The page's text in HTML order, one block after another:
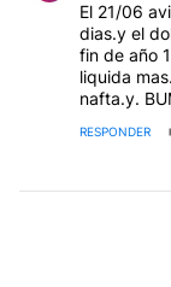
El 21/06
dias.y el
fin de año
liquida
nafta.y.
RESPONDER